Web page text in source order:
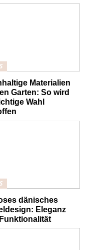
Materialien
Garten: So wird
Wahl
dänisches
Eleganz